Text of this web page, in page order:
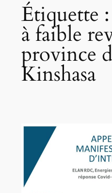
Étiquette :
à faible
province
Kinshasa